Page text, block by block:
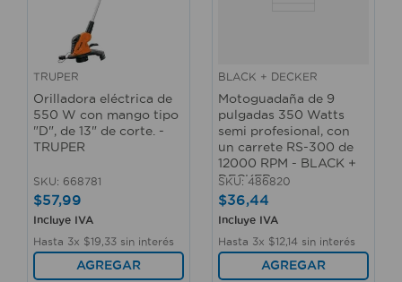
TRUPER
Orilladora eléctrica de
550 W con mango tipo
"D", de 13" de corte. -
TRUPER
SKU: 668781
$57,99
Incluye IVA
Hasta 3x $19 33 sin interés
AGREGAR
BLACK + DECKER
Motoguadaña de 9
pulgadas 350 Watts
semi profesional, con
un carrete RS-300 de
12000 RPM - BLACK +
DECKER
SKU: 486820
$36,44
Incluye IVA
Hasta 3x $1214 sin interés
AGREGAR